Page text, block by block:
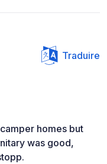
Traduire
homes but
was good,